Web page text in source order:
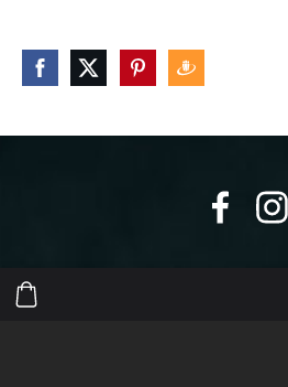
https://eepurl.com/dyikxr